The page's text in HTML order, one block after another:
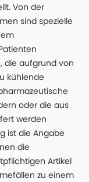
Von der
sind spezielle
die aufgrund von
kühlende
oder die aus
werden
ist die Angabe
die
Artikel
zu einem